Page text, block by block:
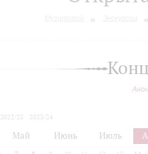
2022/23
2023/24
Май Июнь Июль